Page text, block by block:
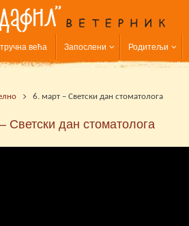
већа Запослени Родитељи
6. март – Светски дан стоматолога
Светски дан стоматолога